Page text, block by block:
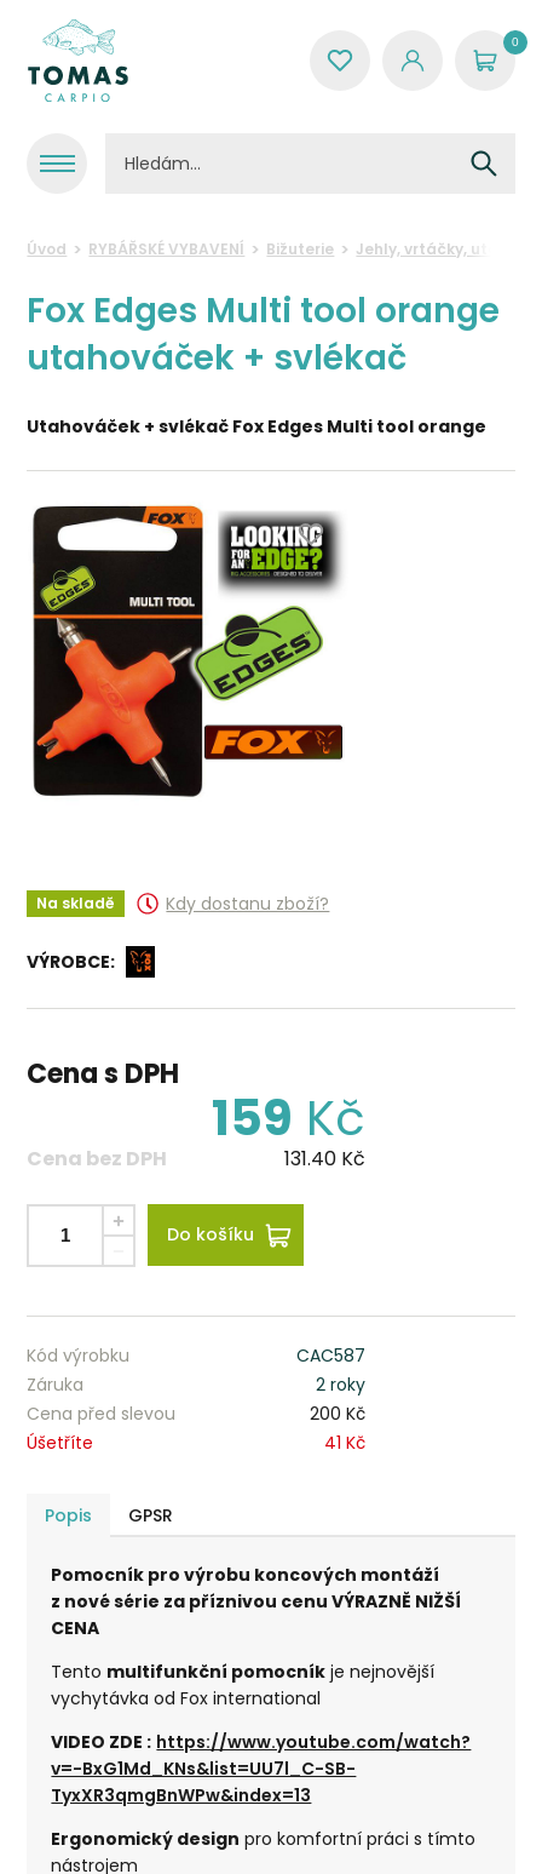
0
Úvod RYBÁŘSKÉ VYBAVENÍ Bižuterie Jehly, vrtáčky,
Fox Edges Multi tool orange
utahováček + svlékač
Utahováček + svlékač Fox Edges Multi tool orange
Na skladě Kdy dostanu zboží?
VÝROBCE:
Cena s DPH
159 Kč
Cena bez DPH 131.40 Kč
Do košíku
Kód výrobku
CAC587
Záruka
2 roky
Cena před slevou
200 Kč
Úšetříte
41 Kč
Popis GPSR
Pomocník pro výrobu koncových montáží
z nové série za příznivou cenu VÝRAZNĚ NIŽŠÍ
CENA
Tento multifunkční pomocník je nejnovější
vychytávka od Fox international
VIDEO ZDE : https://www.youtube.com/watch?
v=-BxG1Md_KNs&list=UU7l_C-SB-
TyxXR3qmgBnWPw&index=13
Ergonomický design pro komfortní práci s tímto
nástrojem